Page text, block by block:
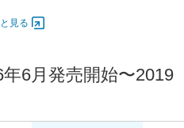
173 [17.6]/ 4,400 161
見る
6月発売開始〜2019